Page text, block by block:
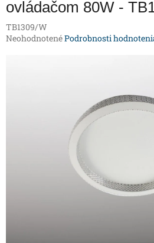
ovládačom 80W -
TB1309/W
Priemerné
NeohodnotenéPodrobnosti